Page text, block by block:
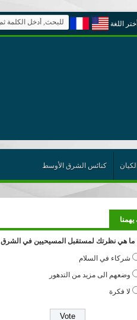
أختر اللغة
كنائس الشرق الأوسط
يهمنا
ما هي نظرتك لمستقبل المسيحيين في الشرق
شركاء في السلام
وضعهم الى مزيد من التدهور
لا فكرة